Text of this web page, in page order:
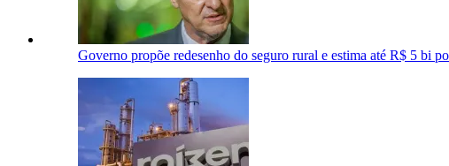
Governo propõe redesenho do seguro rural e estima até R$ 5 bi